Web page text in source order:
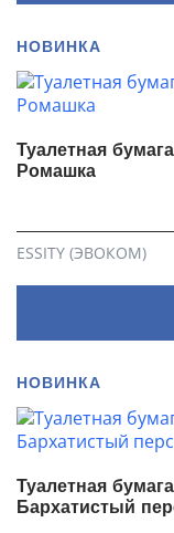
НОВИНКА
Туалетная
Ромашка
ESSITY (ЭВОКОМ)
НОВИНКА
Туалетная
Бархатистый